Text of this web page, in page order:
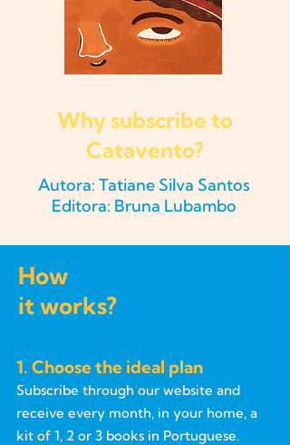
Why subscribe to
Catavento?
Autora: Tatiane Silva Santos
Editora: Bruna Lubambo
How
it works?
1. Choose the ideal plan
Subscribe through our website and
receive every month, in your home, a
kit of 1, 2 or 3 books in Portuguese.